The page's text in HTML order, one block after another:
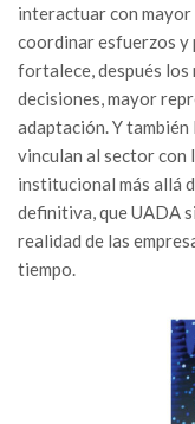
interactuar con
coordinar esfuerzos y
fortalece, después
decisiones, mayor
adaptación. Y
vinculan al sector con
institucional más allá
definitiva, que UADA
realidad de las
tiempo.